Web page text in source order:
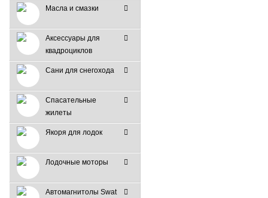
Масла и смазки
Аксессуары для
квадроциклов
Сани для снегохода
Спасательные
жилеты
Якоря для лодок
Лодочные моторы
Автомагнитолы Swat